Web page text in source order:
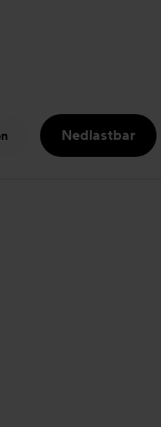
Nedlastbar